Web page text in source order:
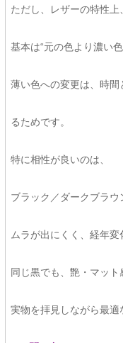
ただし、レザーの特性上、
基本は“元の色より濃い
薄い色への変更は、時
るためです。
特に相性が良いのは、
ブラック／ダークブラウ
ムラが出にくく、経年変
同じ黒でも、艶・マット
実物を拝見しながら最適